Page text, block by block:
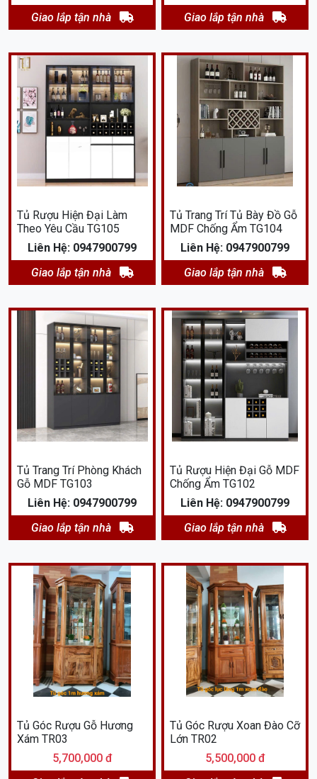
Giao lắp tận nhà
Giao lắp tận nhà
Tủ Rượu Hiện Đại Làm
Theo Yêu Cầu TG105
Liên Hệ: 0947900799
Giao lắp tận nhà
Tủ Trang Trí Tủ Bày Đồ Gỗ
MDF Chống Ẩm TG104
Liên Hệ: 0947900799
Giao lắp tận nhà
Tủ Trang Trí Phòng Khách
Gỗ MDF TG103
Liên Hệ: 0947900799
Giao lắp tận nhà
Tủ Rượu Hiện Đại Gỗ MDF
Chống Ẩm TG102
Liên Hệ: 0947900799
Giao lắp tận nhà
Tủ Góc Rượu Gỗ Hương
Xám TR03
5,700,000 đ
Tủ Góc Rượu Xoan Đào Cỡ
Lớn TR02
5,500,000 đ